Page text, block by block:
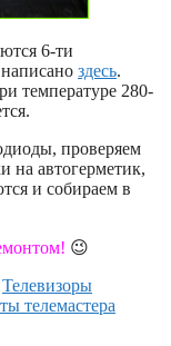
6-ти
здесь.
температуре 280-
проверяем
на автогерметик,
и собираем в
😉
Телевизоры
телемастера